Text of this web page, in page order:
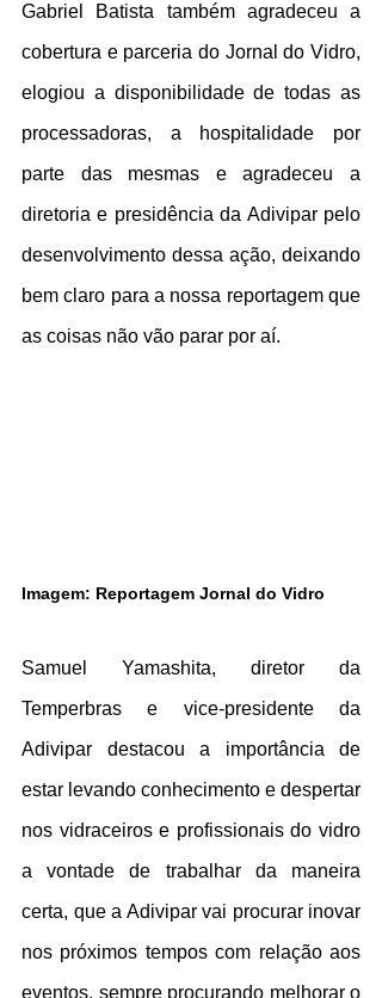
Gabriel Batista também agradeceu a
cobertura e parceria do Jornal do Vidro,
elogiou a disponibilidade de todas as
processadoras, a hospitalidade por
parte das mesmas e agradeceu a
diretoria e presidência da Adivipar pelo
desenvolvimento dessa ação, deixando
bem claro para a nossa reportagem que
as coisas não vão parar por aí.
Imagem: Reportagem Jornal do Vidro
Samuel Yamashita, diretor da
Temperbras e vice-presidente da
Adivipar destacou a importância de
estar levando conhecimento e despertar
nos vidraceiros e profissionais do vidro
a vontade de trabalhar da maneira
certa, que a Adivipar vai procurar inovar
nos próximos tempos com relação aos
eventos, sempre procurando melhorar o